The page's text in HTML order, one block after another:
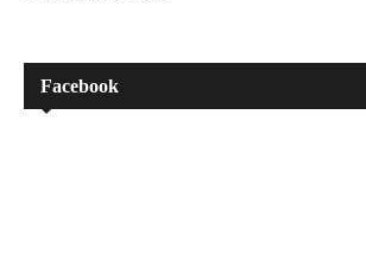
Facebook